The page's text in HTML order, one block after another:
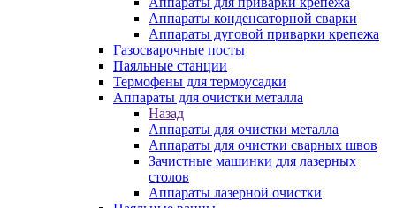
Аппараты конденсаторной сварки
Аппараты дуговой приварки крепежа
Газосварочные посты
Паяльные станции
Термофены для термоусадки
Аппараты для очистки металла
Назад
Аппараты для очистки металла
Аппараты для очистки сварных швов
Зачистные машинки для лазерных
столов
Аппараты лазерной очистки